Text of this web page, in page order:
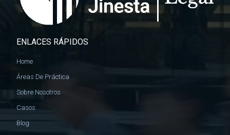
ENLACES RÁPIDOS
Home
Áreas De Práctica
Sobre Nosotros
Casos
Blog